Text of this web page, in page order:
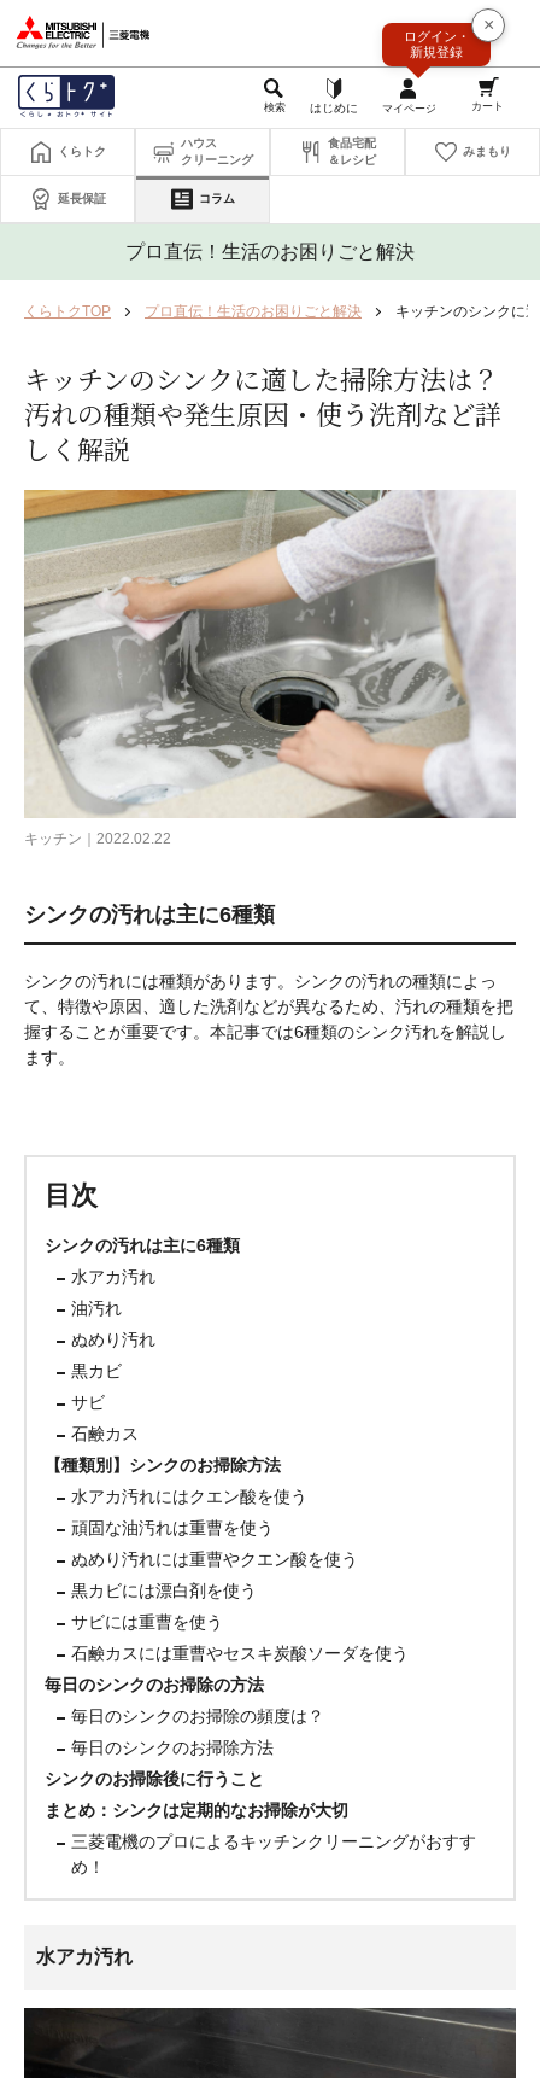
×
ログイン・
新規登録
くらトク
ハウス
クリーニング
食品宅配
＆レシピ
みまもり
延長保証 コラム
プロ直伝！生活のお困りごと解決
くらトクTOP プロ直伝！生活のお困りごと解決 キッチンのシンクに
キッチンのシンクに適した掃除方法は？
汚れの種類や発生原因・使う洗剤など詳
しく解説
キッチン｜2022.02.22
シンクの汚れは主に6種類
シンクの汚れには種類があります。シンクの汚れの種類によっ
て、特徴や原因、適した洗剤などが異なるため、汚れの種類を把
握することが重要です。本記事では6種類のシンク汚れを解説し
ます。
目次
シンクの汚れは主に6種類
水アカ汚れ
油汚れ
ぬめり汚れ
黒カビ
サビ
石鹸カス
【種類別】シンクのお掃除方法
水アカ汚れにはクエン酸を使う
頑固な油汚れは重曹を使う
ぬめり汚れには重曹やクエン酸を使う
黒カビには漂白剤を使う
サビには重曹を使う
石鹸カスには重曹やセスキ炭酸ソーダを使う
毎日のシンクのお掃除の方法
毎日のシンクのお掃除の頻度は？
毎日のシンクのお掃除方法
シンクのお掃除後に行うこと
まとめ：シンクは定期的なお掃除が大切
三菱電機のプロによるキッチンクリーニングがおすす
め！
水アカ汚れ